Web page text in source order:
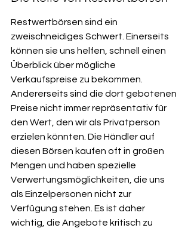
Restwertbörsen sind ein
zweischneidiges Schwert. Einerseits
können sie uns helfen, schnell einen
Überblick über mögliche
Verkaufspreise zu bekommen.
Andererseits sind die dort gebotenen
Preise nicht immer repräsentativ für
den Wert, den wir als Privatperson
erzielen könnten. Die Händler auf
diesen Börsen kaufen oft in großen
Mengen und haben spezielle
Verwertungsmöglichkeiten, die uns
als Einzelpersonen nicht zur
Verfügung stehen. Es ist daher
wichtig, die Angebote kritisch zu